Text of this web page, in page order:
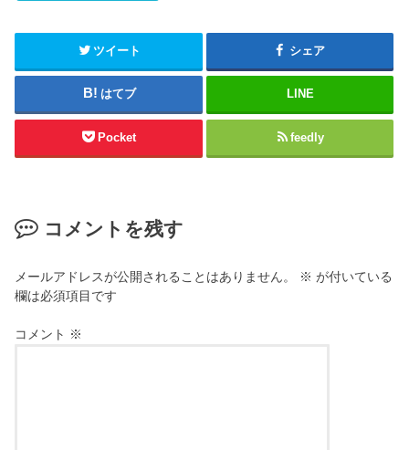
ツイート シェア
はてブ LINE
Pocket feedly
コメントを残す
メールアドレスが公開されることはありません。 ※ が付いている
欄は必須項目です
コメント ※